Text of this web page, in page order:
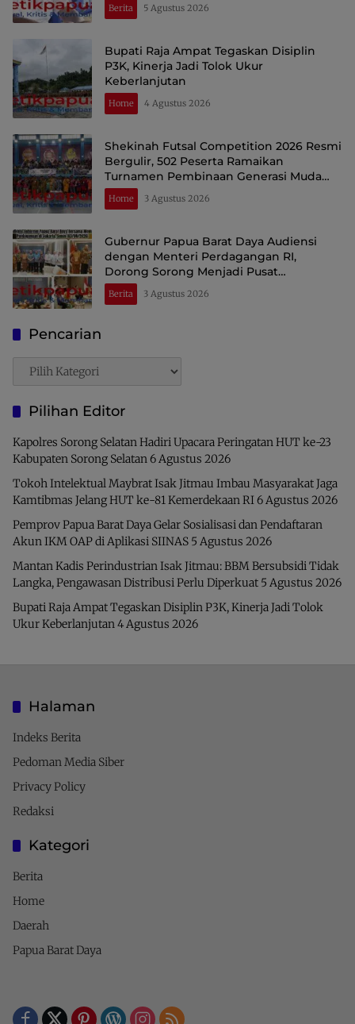
Berita 5 Agustus 2026
Bupati Raja Ampat Tegaskan Disiplin
P3K, Kinerja Jadi Tolok Ukur
Keberlanjutan
Home 4 Agustus 2026
Shekinah Futsal Competition 2026 Resmi
Bergulir, 502 Peserta Ramaikan
Turnamen Pembinaan Generasi Muda
Raja Ampat
Home 3 Agustus 2026
Gubernur Papua Barat Daya Audiensi
dengan Menteri Perdagangan RI,
Dorong Sorong Menjadi Pusat
Perdagangan dan Ekspor Kawasan Timur
Indonesia
Berita 3 Agustus 2026
Pencarian
Pencarian
Pilihan Editor
Kapolres Sorong Selatan Hadiri Upacara Peringatan HUT ke-23
Kabupaten Sorong Selatan6 Agustus 2026
Tokoh Intelektual Maybrat Isak Jitmau Imbau Masyarakat Jaga
Kamtibmas Jelang HUT ke-81 Kemerdekaan RI6 Agustus 2026
Pemprov Papua Barat Daya Gelar Sosialisasi dan Pendaftaran
Akun IKM OAP di Aplikasi SIINAS 5 Agustus 2026
Mantan Kadis Perindustrian Isak Jitmau: BBM Bersubsidi Tidak
Langka, Pengawasan Distribusi Perlu Diperkuat 5 Agustus 2026
Bupati Raja Ampat Tegaskan Disiplin P3K, Kinerja Jadi Tolok
Ukur Keberlanjutan4 Agustus 2026
Halaman
Indeks Berita
Pedoman Media Siber
Privacy Policy
Redaksi
Kategori
Berita
Home
Daerah
Papua Barat Daya